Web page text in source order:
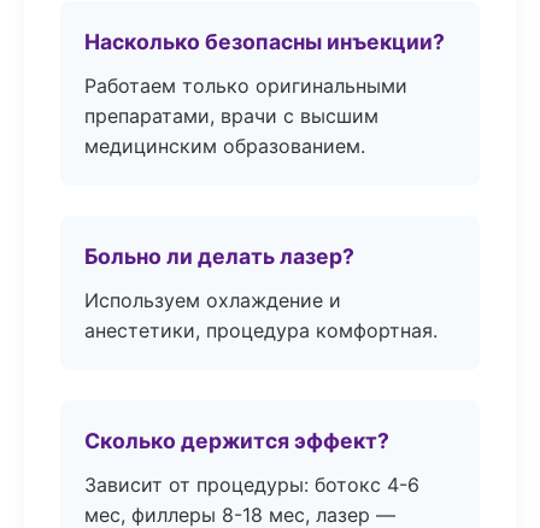
Насколько безопасны инъекции?
Работаем только оригинальными
препаратами, врачи с высшим
медицинским образованием.
Больно ли делать лазер?
Используем охлаждение и
анестетики, процедура комфортная.
Сколько держится эффект?
Зависит от процедуры: ботокс 4-6
мес, филлеры 8-18 мес, лазер —